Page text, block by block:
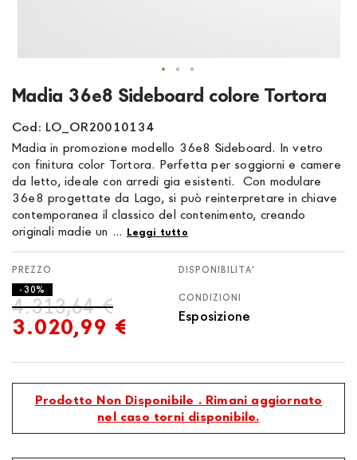
Madia 36e8 Sideboard colore Tortora
Cod: LO_OR20010134
Madia in promozione modello 36e8 Sideboard. In vetro
con finitura color Tortora. Perfetta per soggiorni e camere
da letto, ideale con arredi gia esistenti. Con modulare
36e8 progettate da Lago, si può reinterpretare in chiave
contemporanea il classico del contenimento, creando
originali madie un ... Leggi tutto
3.020,99 €
4.313,64 €
- 30%
DISPONIBILITA'
CONDIZIONI
Esposizione
Prodotto Non Disponibile . Rimani aggiornato
nel caso torni disponibile.
Vai
all'inizio
della
galleria
di
immagini